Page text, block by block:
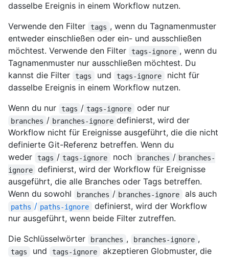
dasselbe Ereignis in einem Workflow nutzen.
Verwende den Filter
tags , wenn du Tagnamenmuster
entweder einschließen oder ein- und ausschließen
möchtest. Verwende den Filter
tags-ignore , wenn du
Tagnamenmuster nur ausschließen möchtest. Du
kannst die Filter
tags und tags-ignore
nicht für
dasselbe Ereignis in einem Workflow nutzen.
Wenn du nur
tags / tags-ignore oder nur
branches / branches-ignore definierst, wird der
Workflow nicht für Ereignisse ausgeführt, die die nicht
definierte Git-Referenz betreffen. Wenn du
weder
tags / tags-ignore noch branches / branches-
ignore
definierst, wird der Workflow für Ereignisse
ausgeführt, die alle Branches oder Tags betreffen.
Wenn du sowohl
branches / branches-ignore als auch
paths / paths-ignore
definierst, wird der Workflow
nur ausgeführt, wenn beide Filter zutreffen.
Die Schlüsselwörter
branches , branches-ignore ,
tags und tags-ignore
akzeptieren Globmuster, die